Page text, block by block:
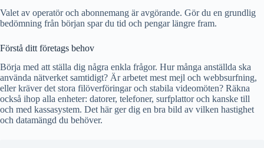
Valet av operatör och abonnemang är avgörande. Gör du en grundlig
bedömning från början spar du tid och pengar längre fram.
Förstå ditt företags behov
Börja med att ställa dig några enkla frågor. Hur många anställda ska
använda nätverket samtidigt? Är arbetet mest mejl och webbsurfning,
eller kräver det stora filöverföringar och stabila videomöten? Räkna
också ihop alla enheter: datorer, telefoner, surfplattor och kanske till
och med kassasystem. Det här ger dig en bra bild av vilken hastighet
och datamängd du behöver.